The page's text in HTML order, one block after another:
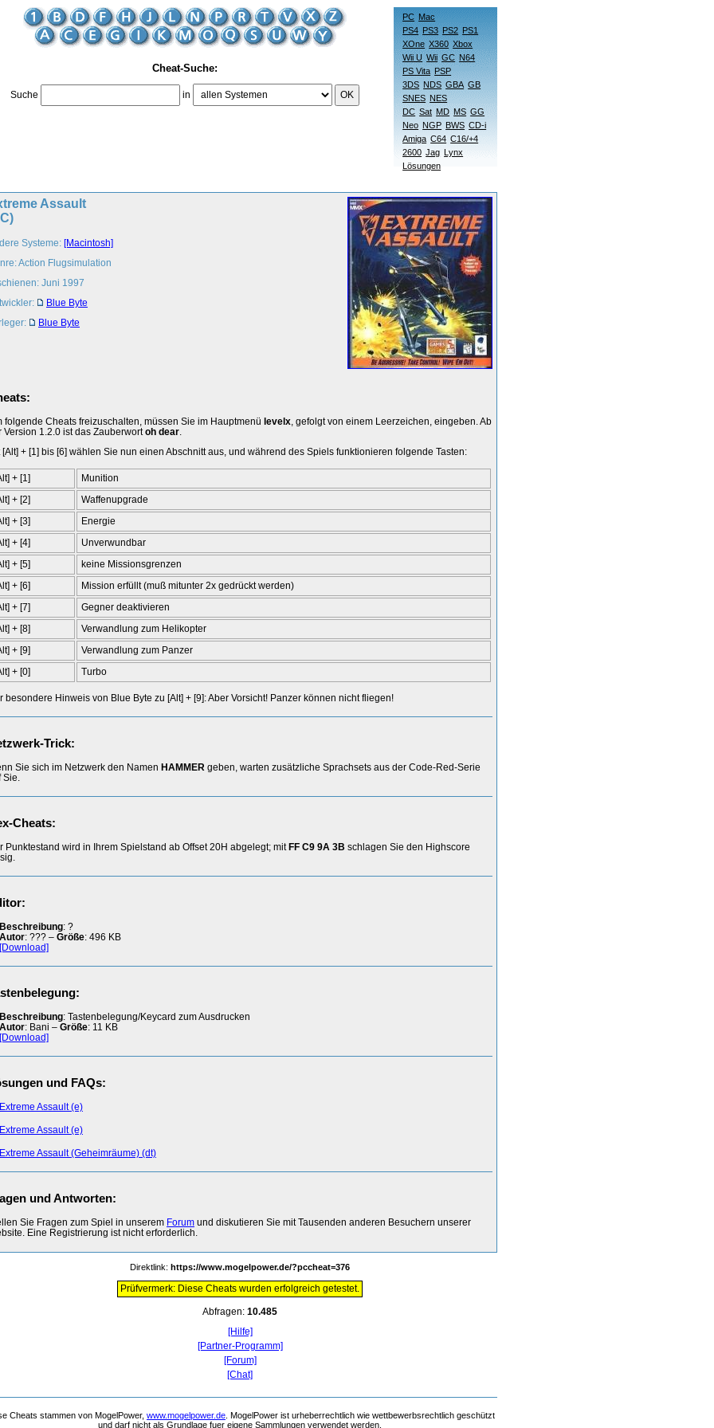
Cheat-Suche:
Suche in OK
PC Mac
PS4 PS3 PS2 PS1
XOne X360 Xbox
Wii U Wii GC N64
PS Vita PSP
3DS NDS GBA GB
SNES NES
DC Sat MD MS GG
Neo NGP BWS CD-i
Amiga C64 C16/+4
2600 Jag Lynx
Lösungen
Assault
Systeme: [Macintosh]
Action Flugsimulation
Juni 1997
Blue Byte
Blue Byte
folgende Cheats freizuschalten, müssen Sie im Hauptmenü levelx, gefolgt von einem Leerzeichen, eingeben. Ab
Version 1.2.0 ist das Zauberwortoh dear.
[Alt] + [1] bis [6] wählen Sie nun einen Abschnitt aus, und während des Spiels funktionieren folgende Tasten:
+ [1]
Munition
+ [2]
Waffenupgrade
+ [3]
Energie
+ [4]
Unverwundbar
+ [5]
keine Missionsgrenzen
+ [6]
Mission erfüllt (muß mitunter 2x gedrückt werden)
+ [7]
Gegner deaktivieren
+ [8]
Verwandlung zum Helikopter
+ [9]
Verwandlung zum Panzer
+ [0]
Turbo
besondere Hinweis von Blue Byte zu [Alt] + [9]: Aber Vorsicht! Panzer können nicht fliegen!
Trick:
Sie sich im Netzwerk den Namen HAMMER geben, warten zusätzliche Sprachsets aus der Code-Red-Serie
Sie.
Cheats:
Punktestand wird in Ihrem Spielstand ab Offset 20H abgelegt; mit FF C9 9A 3B schlagen Sie den Highscore
Beschreibung: ?
Autor: ??? – Größe: 496 KB
[Download]
Beschreibung: Tastenbelegung/Keycard zum Ausdrucken
Autor: Bani – Größe: 11 KB
[Download]
und FAQs:
Extreme Assault (e)
Extreme Assault (e)
Extreme Assault (Geheimräume) (dt)
und Antworten:
Sie Fragen zum Spiel in unserem Forum und diskutieren Sie mit Tausenden anderen Besuchern unserer
Eine Registrierung ist nicht erforderlich.
Direktlink: https://www.mogelpower.de/?pccheat=376
Prüfvermerk: Diese Cheats wurden erfolgreich getestet.
Abfragen: 10.485
[Hilfe]
[Partner-Programm]
[Forum]
[Chat]
Cheats stammen von MogelPower, www.mogelpower.de . MogelPower ist urheberrechtlich wie wettbewerbsrechtlich geschützt
und darf nicht als Grundlage fuer eigene Sammlungen verwendet werden.